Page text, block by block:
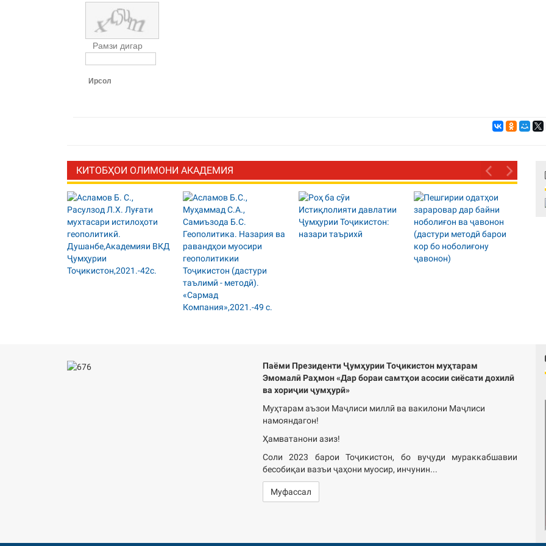
Рамзи дигар
Ирсол
КИТОБҲОИ ОЛИМОНИ АКАДЕМИЯ
Паёми Президенти Ҷумҳурии Тоҷикистон муҳтарам
Эмомалӣ Раҳмон «Дар бораи самтҳои асосии сиёсати дохилӣ
ва хориҷии ҷумҳурӣ»
Муҳтарам аъзои Маҷлиси миллӣ ва вакилони Маҷлиси
намояндагон!
Ҳамватанони азиз!
Соли 2023 барои Тоҷикистон, бо вуҷуди мураккабшавии
бесобиқаи вазъи ҷаҳони муосир, инчунин...
Муфассал